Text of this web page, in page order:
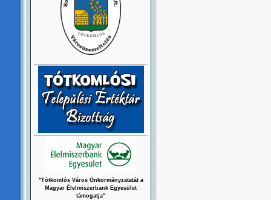
"Tótkomlós Város Önkormányzatatát a
Magyar Élelmiszerbank Egyesület
támogatja"